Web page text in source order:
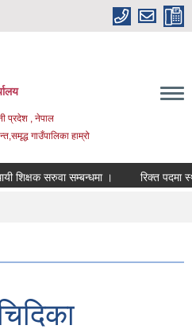
प्रदेश , नेपाल
गाउँपालिका हाम्रो
शिक्षक सरुवा सम्बन्धमा । रिक्त पदमा